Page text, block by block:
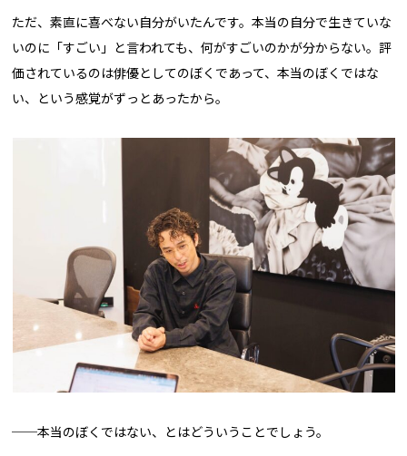
ただ、素直に喜べない自分がいたんです。本当の自分で生きていな
いのに「すごい」と言われても、何がすごいのかが分からない。評
価されているのは俳優としてのぼくであって、本当のぼくではな
い、という感覚がずっとあったから。
──本当のぼくではない、とはどういうことでしょう。